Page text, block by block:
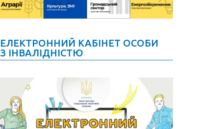
ЕЛЕКТРОННИЙ КАБІНЕТ ОСОБИ
З ІНВАЛІДНІСТЮ